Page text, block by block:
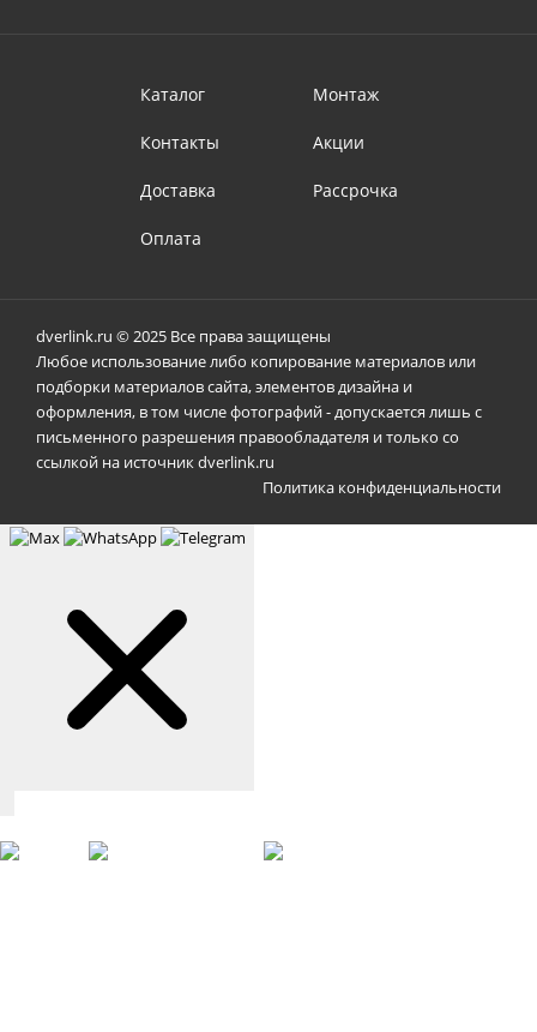
Каталог
Контакты
Доставка
Оплата
Монтаж
Акции
Рассрочка
dverlink.ru © 2025 Все права защищены
Любое использование либо копирование материалов или
подборки материалов сайта, элементов дизайна и
оформления, в том числе фотографий - допускается лишь с
письменного разрешения правообладателя и только со
ссылкой на источник dverlink.ru
Политика конфиденциальности